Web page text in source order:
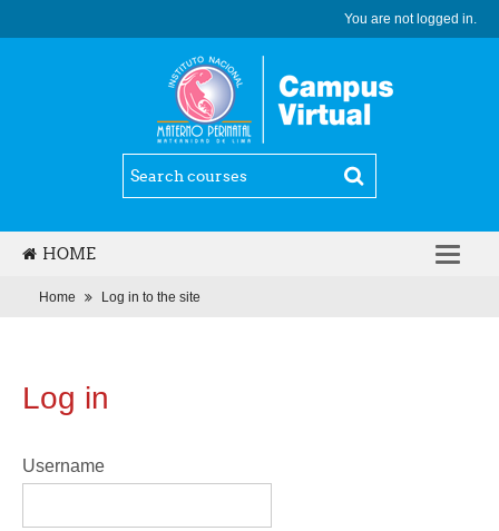
You are not logged in.
HOME
ENGLISH (EN)
Home Log in to the site
Log in
Username